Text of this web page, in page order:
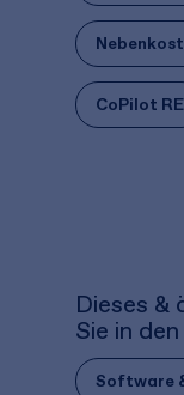
CoPilot RE
Dieses &
Sie in
Software